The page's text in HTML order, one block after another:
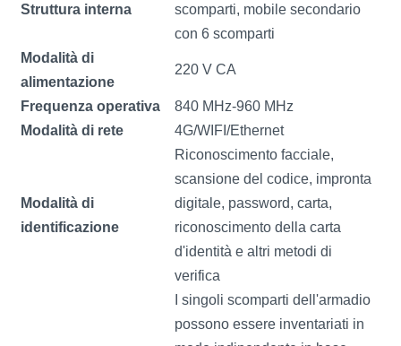
Struttura interna
scomparti, mobile secondario
con 6 scomparti
Modalità di
alimentazione
220 V CA
Frequenza operativa
840 MHz-960 MHz
Modalità di rete
4G/WIFI/Ethernet
Modalità di
identificazione
Riconoscimento facciale,
scansione del codice, impronta
digitale, password, carta,
riconoscimento della carta
d'identità e altri metodi di
verifica
I singoli scomparti dell'armadio
possono essere inventariati in